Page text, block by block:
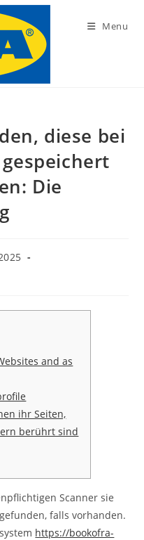
Menu
diese bei
Die
and as
ihr Seiten,
berührt sind
Scanner sie
falls vorhanden.
https://bookofra-